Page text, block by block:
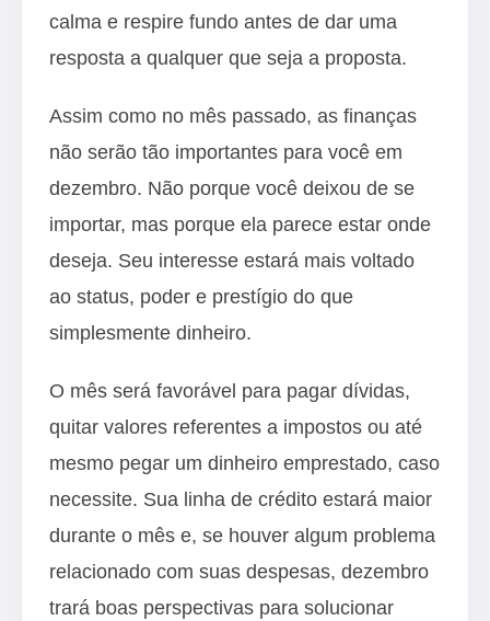
calma e respire fundo antes de dar uma
resposta a qualquer que seja a proposta.
Assim como no mês passado, as finanças
não serão tão importantes para você em
dezembro. Não porque você deixou de se
importar, mas porque ela parece estar onde
deseja. Seu interesse estará mais voltado
ao status, poder e prestígio do que
simplesmente dinheiro.
O mês será favorável para pagar dívidas,
quitar valores referentes a impostos ou até
mesmo pegar um dinheiro emprestado, caso
necessite. Sua linha de crédito estará maior
durante o mês e, se houver algum problema
relacionado com suas despesas, dezembro
trará boas perspectivas para solucionar